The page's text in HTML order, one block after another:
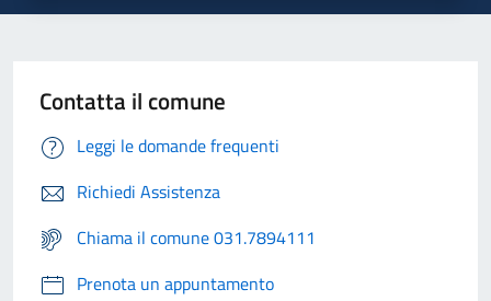
Contatta il comune
Leggi le domande frequenti
Richiedi Assistenza
Chiama il comune 031.7894111
Prenota un appuntamento